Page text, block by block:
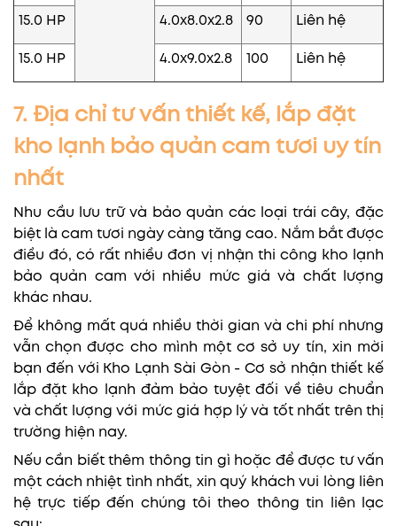
15.0 HP 4.0x8.0x2.8 90 Liên hệ
15.0 HP 4.0x9.0x2.8 100 Liên hệ
7. Địa chỉ tư vấn thiết kế, lắp đặt
kho lạnh bảo quản cam tươi uy tín
nhất
Nhu cầu lưu trữ và bảo quản các loại trái cây, đặc
biệt là cam tươi ngày càng tăng cao. Nắm bắt được
điều đó, có rất nhiều đơn vị nhận thi công kho lạnh
bảo quản cam với nhiều mức giá và chất lượng
khác nhau.
Để không mất quá nhiều thời gian và chi phí nhưng
vẫn chọn được cho mình một cơ sở uy tín, xin mời
bạn đến với Kho Lạnh Sài Gòn - Cơ sở nhận thiết kế
lắp đặt kho lạnh đảm bảo tuyệt đối về tiêu chuẩn
và chất lượng với mức giá hợp lý và tốt nhất trên thị
trường hiện nay.
Nếu cần biết thêm thông tin gì hoặc để được tư vấn
một cách nhiệt tình nhất, xin quý khách vui lòng liên
hệ trực tiếp đến chúng tôi theo thông tin liên lạc